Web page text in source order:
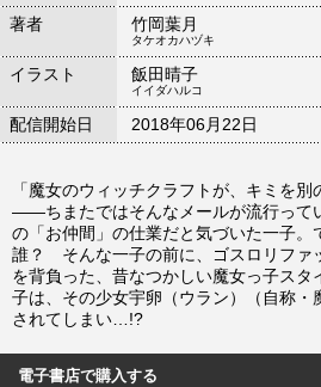
著者
竹岡葉月
タケオカハヅキ
イラスト 飯田晴子
イイダハルコ
配信開始日 2018年06月22日
「魔女のウィッチクラフトが、キミを別
――ちまたではそんなメールが流行って
の「お仲間」の仕業だと気づいた一子。
誰？ そんな一子の前に、ゴスロリファ
を背負った、昔なつかしい魔女っ子スタ
子は、その少女宇卵（ウラン）（自称・
されてしまい…!?
電子書店で購入する